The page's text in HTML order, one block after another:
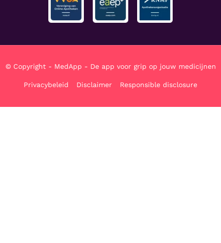
© Copyright - MedApp - De app voor grip op jouw medicijnen
Privacybeleid Disclaimer Responsible disclosure